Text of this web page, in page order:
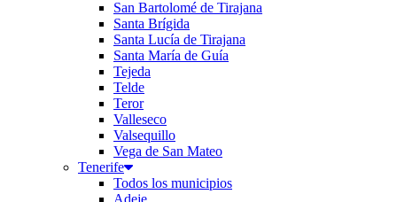
San Bartolomé de Tirajana
Santa Brígida
Santa Lucía de Tirajana
Santa María de Guía
Tejeda
Telde
Teror
Valleseco
Valsequillo
Vega de San Mateo
Tenerife
Todos los municipios
Adeje